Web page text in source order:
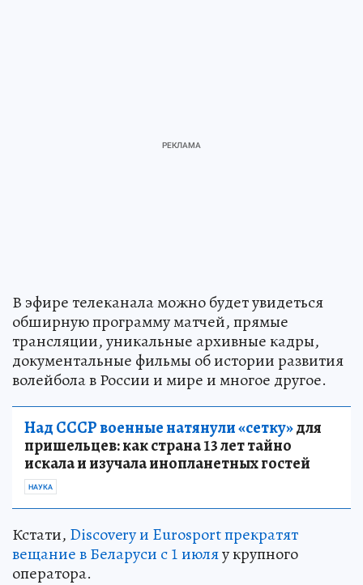
В эфире телеканала можно будет увидеться
обширную программу матчей, прямые
трансляции, уникальные архивные кадры,
документальные фильмы об истории развития
волейбола в России и мире и многое другое.
Над СССР военные натянули «сетку»для
пришельцев: как страна 13 лет тайно
искала и изучала инопланетных гостей
НАУКА
Кстати, Discovery и Eurosport прекратят
вещание в Беларуси с 1 июляу крупного
оператора.